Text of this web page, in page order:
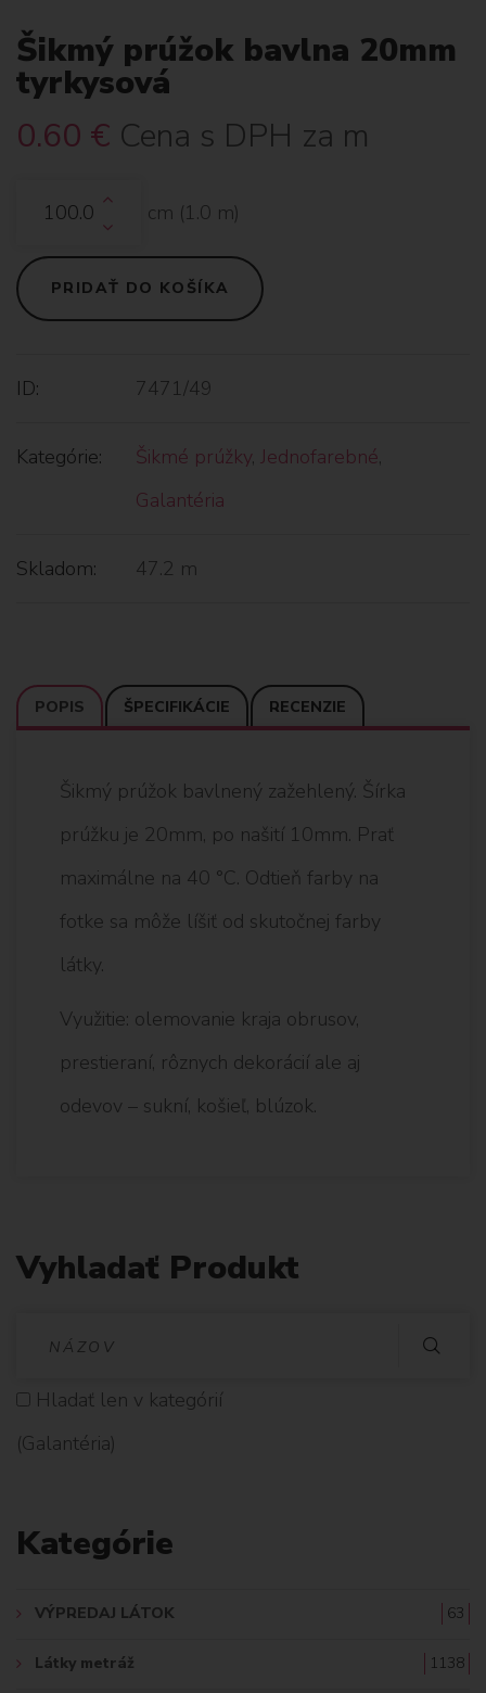
Šikmý prúžok bavlna 20mm
tyrkysová
0.60 € Cena s DPH za m
cm (1.0 m)
PRIDAŤ DO KOŠÍKA
ID: 7471/49
Kategórie: Šikmé prúžky, Jednofarebné,
Galantéria
Skladom: 47.2 m
POPIS ŠPECIFIKÁCIE RECENZIE
Šikmý prúžok bavlnený zažehlený. Šírka
prúžku je 20mm, po našití 10mm. Prať
maximálne na 40 °C. Odtieň farby na
fotke sa môže líšiť od skutočnej farby
látky.
Využitie: olemovanie kraja obrusov,
prestieraní, rôznych dekorácií ale aj
odevov – sukní, košieľ, blúzok.
Vyhladať Produkt
D
Hladať len v kategórií
(Galantéria)
Kategórie
VÝPREDAJ LÁTOK 63
Látky metráž 1138